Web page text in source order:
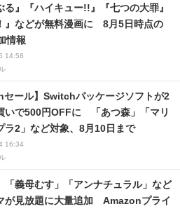
ジ
来
る
14:58
る』『ハイキュー!!』『七つの大罪』
』などが無料漫画に 8月5日時点の
情報
16:34
セール】Switchパッケージソフトが2
いで500円OFFに 「あつ森」「マリ
ラ2」など対象、8月10日まで
「義母むす」「アンナチュラル」など
が見放題に大量追加 Amazonプライ